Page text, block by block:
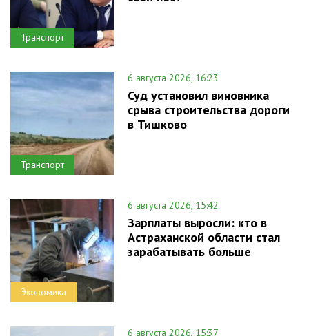
Транспорт
Транспорт
6 августа 2026, 16:23
Суд установил виновника
срыва строительства дороги
в Тишково
Экономика
6 августа 2026, 15:42
Зарплаты выросли: кто в
Астраханской области стал
зарабатывать больше
6 августа 2026, 15:37